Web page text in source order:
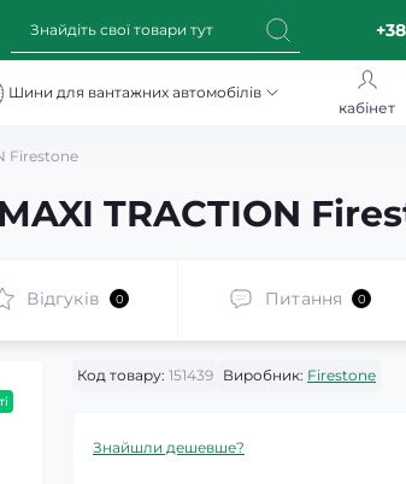
Шини для вантажних автомобілів
кабінет
Firestone
TRACTION
Відгуків 0 Питання 0
Код товару: 151439 Виробник: Firestone
Знайшли дешевше?